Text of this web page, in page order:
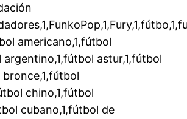
americano,1,fútbol
argentino,1,fútbol astur,1,fútbol
chino,1,fútbol
cubano,1,fútbol de